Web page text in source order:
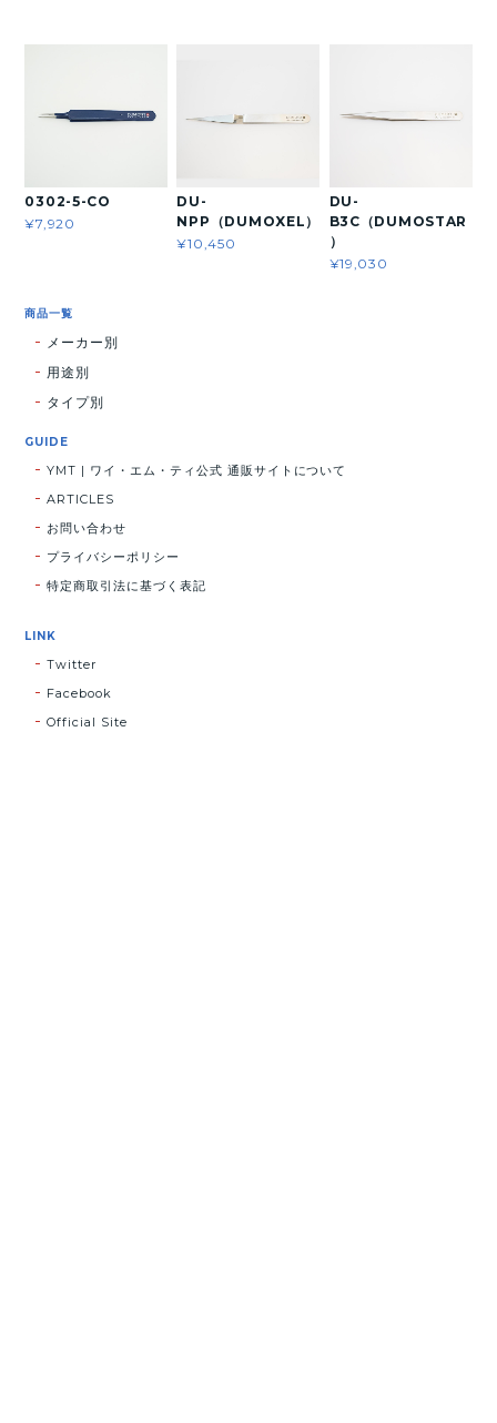
0302-5-CO
¥7,920
DU-
NPP（DUMOXEL）
¥10,450
DU-
B3C（DUMOSTAR
）
¥19,030
商品一覧
メーカー別
用途別
タイプ別
GUIDE
YMT | ワイ・エム・ティ公式 通販サイトについて
ARTICLES
お問い合わせ
プライバシーポリシー
特定商取引法に基づく表記
LINK
Twitter
Facebook
Official Site